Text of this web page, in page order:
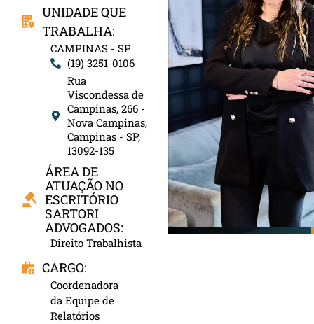
UNIDADE QUE
TRABALHA:
CAMPINAS - SP
(19) 3251-0106
Rua
Viscondessa de
Campinas, 266 -
Nova Campinas,
Campinas - SP,
13092-135
ÁREA DE
ATUAÇÃO NO
ESCRITÓRIO
SARTORI
ADVOGADOS:
Direito Trabalhista
CARGO:
Coordenadora
da Equipe de
Relatórios